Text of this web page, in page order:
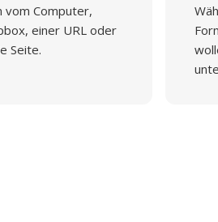
vom Computer,
einer URL oder
Seite.